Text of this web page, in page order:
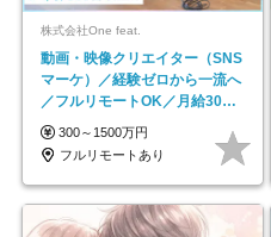
株式会社One feat.
動画・映像クリエイター（SNS
マーケ）／経験ゼロから一流へ
／フルリモートOK／月給30万
円～／年休130日以上
300～1500万円
フルリモートあり